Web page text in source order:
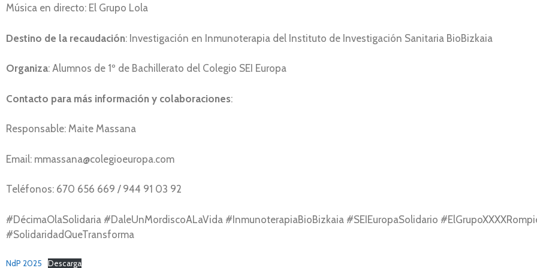
Música en directo: El Grupo Lola
Destino de la recaudación: Investigación en Inmunoterapia del Instituto de Investigación Sanitaria BioBizkaia
Organiza: Alumnos de 1º de Bachillerato del Colegio SEI Europa
Contacto para más información y colaboraciones:
Responsable: Maite Massana
Email: mmassana@colegioeuropa.com
Teléfonos: 670 656 669 / 944 91 03 92
#DécimaOlaSolidaria #DaleUnMordiscoALaVida #InmunoterapiaBioBizkaia #SEIEuropaSolidario
#SolidaridadQueTransforma
NdP 2025 Descarga